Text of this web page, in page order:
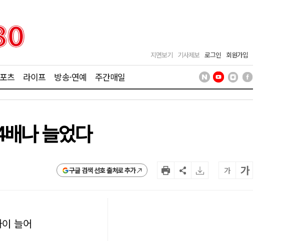
지면보기 기사제보 로그인 회원가입
츠 라이프 방송·연예 주간매일
나 늘었다
구글 검색 선호 출처로 추가 가 가
늘어